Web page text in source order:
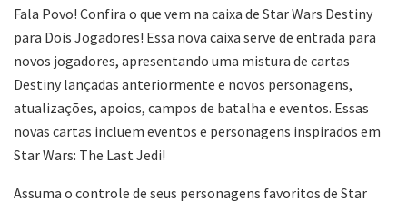
Fala Povo! Confira o que vem na caixa de Star Wars Destiny
para Dois Jogadores! Essa nova caixa serve de entrada para
novos jogadores, apresentando uma mistura de cartas
Destiny lançadas anteriormente e novos personagens,
atualizações, apoios, campos de batalha e eventos. Essas
novas cartas incluem eventos e personagens inspirados em
Star Wars: The Last Jedi!
Assuma o controle de seus personagens favoritos de Star